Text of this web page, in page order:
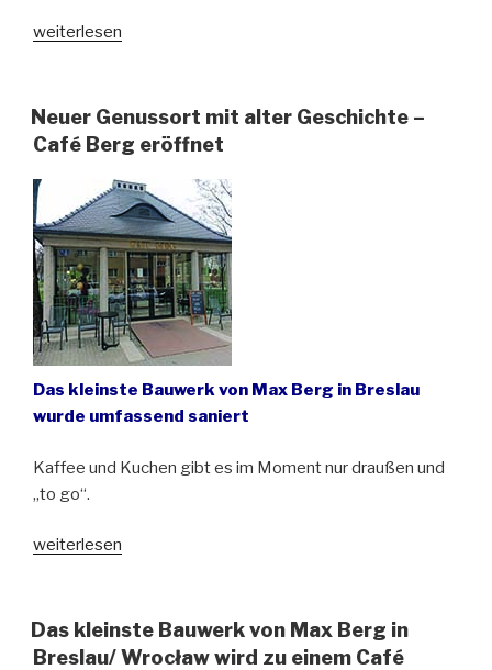
„Breslau/
Jahrhunderthalle
ist
für
Touristen
geöffnet“
weiterlesen
Neuer Genussort mit alter Geschichte –
Café Berg eröffnet
Das kleinste Bauwerk von Max Berg in Breslau
wurde umfassend saniert
Kaffee und Kuchen gibt es im Moment nur draußen und
„to go“.
„Neuer
alter
Geschichte
weiterlesen
Das kleinste Bauwerk von Max Berg in
Breslau/ Wrocław wird zu einem Café